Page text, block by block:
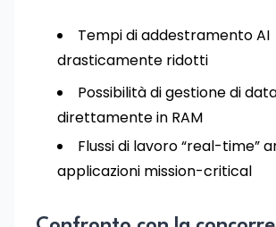
Tempi di addestramento AI
drasticamente ridotti
Possibilità di gestione di
direttamente in RAM
Flussi di lavoro “real-time”
applicazioni mission-critical